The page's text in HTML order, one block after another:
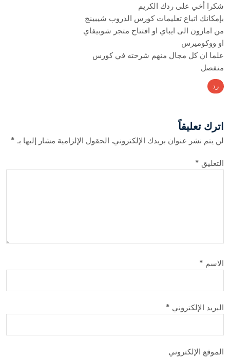
شكرا أخي على ردك الكريم
بإمكانك اتباع تعليمات كورس الدروب شيبينج
من امازون الى ايباي او افتتاح متجر شوبيفاي
او ووكوميرس
علما ان كل مجال منهم شرحته في كورس
منفصل
رد
اترك تعليقاً
لن يتم نشر عنوان بريدك الإلكتروني. الحقول الإلزامية مشار إليها بـ*
التعليق *
الاسم *
البريد الإلكتروني *
الموقع الإلكتروني